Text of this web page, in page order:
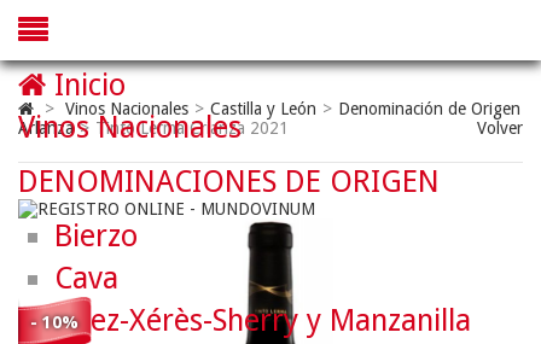
> Vinos Nacionales > Castilla y León > Denominación de Origen
Arlanza > Tinto Lerma Crianza 2021 Volver
- 10%
Inicio
Vinos Nacionales
DENOMINACIONES DE ORIGEN
Bierzo
Cava
Jerez-Xérès-Sherry y Manzanilla